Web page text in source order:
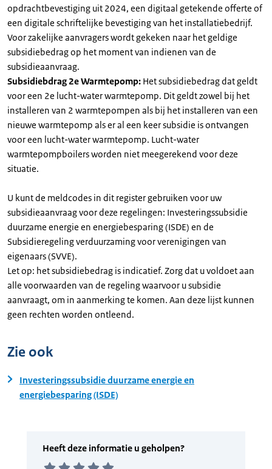
opdrachtbevestiging uit 2024, een digitaal getekende offerte of
een digitale schriftelijke bevestiging van het installatiebedrijf.
Voor zakelijke aanvragers wordt gekeken naar het geldige
subsidiebedrag op het moment van indienen van de
subsidieaanvraag.
Subsidiebdrag 2e Warmtepomp: Het subsidiebedrag dat geldt
voor een 2e lucht-water warmtepomp. Dit geldt zowel bij het
installeren van 2 warmtepompen als bij het installeren van een
nieuwe warmtepomp als er al een keer subsidie is ontvangen
voor een lucht-water warmtepomp. Lucht-water
warmtepompboilers worden niet meegerekend voor deze
situatie.
U kunt de meldcodes in dit register gebruiken voor uw
subsidieaanvraag voor deze regelingen: Investeringssubsidie
duurzame energie en energiebesparing (ISDE) en de
Subsidieregeling verduurzaming voor verenigingen van
eigenaars (SVVE).
Let op: het subsidiebedrag is indicatief. Zorg dat u voldoet aan
alle voorwaarden van de regeling waarvoor u subsidie
aanvraagt, om in aanmerking te komen. Aan deze lijst kunnen
geen rechten worden ontleend.
Zie ook
Investeringssubsidie duurzame energie en
energiebesparing (ISDE)